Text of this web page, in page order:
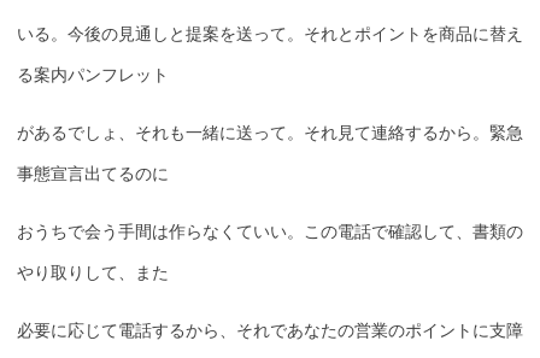
いる。今後の見通しと提案を送って。それとポイントを商品に替え
る案内パンフレット
があるでしょ、それも一緒に送って。それ見て連絡するから。緊急
事態宣言出てるのに
おうちで会う手間は作らなくていい。この電話で確認して、書類の
やり取りして、また
必要に応じて電話するから、それであなたの営業のポイントに支障